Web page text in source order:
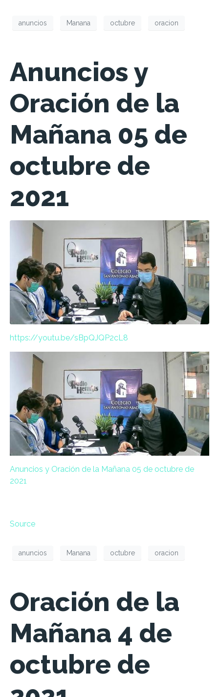
anuncios Manana octubre oracion
Anuncios y
Oración de la
Mañana 05 de
octubre de
2021
https://youtu.be/sBpQJQP2cL8
Anuncios y Oración de la Mañana 05 de octubre de
2021
Source
anuncios Manana octubre oracion
Oración de la
Mañana 4 de
octubre de